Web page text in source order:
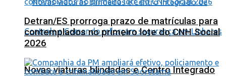
Novas viaturas blindadas e Centro Integrado
Detran/ES prorroga prazo de matrículas para
contemplados no primeiro lote do CNH Social
2026